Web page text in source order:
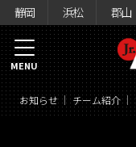
静岡 浜松 郡山
お知らせ チーム紹介
MENU